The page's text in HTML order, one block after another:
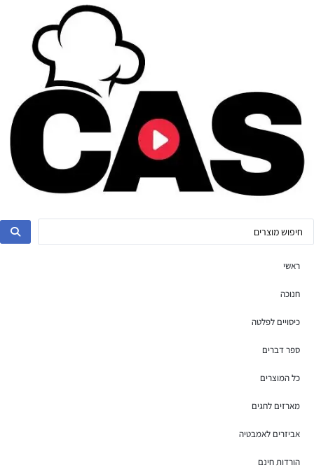
ראשי
חנוכה
כיסויים לפלטה
ספר דברים
כל המוצרים
מארזים לחגים
אביזרים לאמבטיה
הורדות חינם